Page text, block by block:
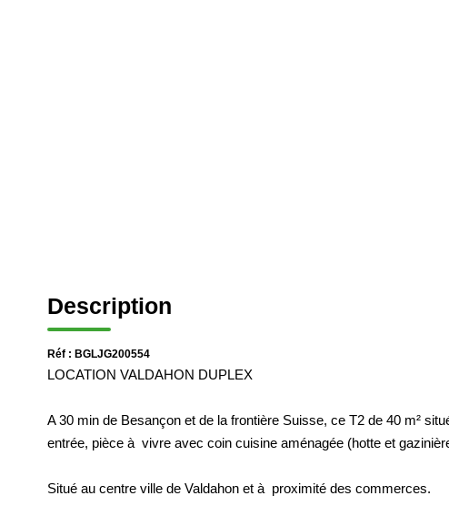
Description
Réf : BGLJG200554
LOCATION VALDAHON DUPLEX
A 30 min de Besançon et de la frontière Suisse, ce T2 de 40 m²
entrée, pièce à vivre avec coin cuisine aménagée (hotte et
Situé au centre ville de Valdahon et à proximité des commerces.